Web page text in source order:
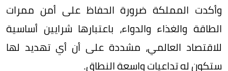
وأكدت المملكة ضرورة الحفاظ على أمن ممرات
الطاقة والغذاء والدواء، باعتبارها شرايين أساسية
للاقتصاد العالمي، مشددة على أن أي تهديد لها
ستكون له تداعيات واسعة النطاق.